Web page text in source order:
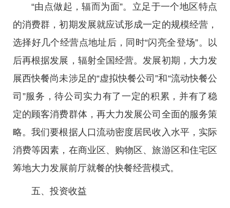
“由点做起，辐而为面”。立足于一个地区特点
的消费群，初期发展就应试形成一定的规模经营，
选择好几个经营点地址后，同时“闪亮全登场”。以
后再根据发展，辐射全国经营。发展初期，大力发
展西快餐尚未涉足的“虚拟快餐公司”和“流动快餐公
司”服务，待公司实力有了一定的积累，并有了稳
定的顾客消费群体，再大力发展公司全面的服务策
略。我们要根据人口流动密度居民收入水平，实际
消费等因素，在商业区、购物区、旅游区和住宅区
筹地大力发展前厅就餐的快餐经营模式。
五、投资收益